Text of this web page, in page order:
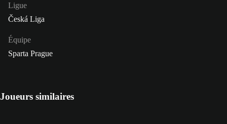
Ligue
Česká Liga
Équipe
Sparta Prague
Joueurs similaires